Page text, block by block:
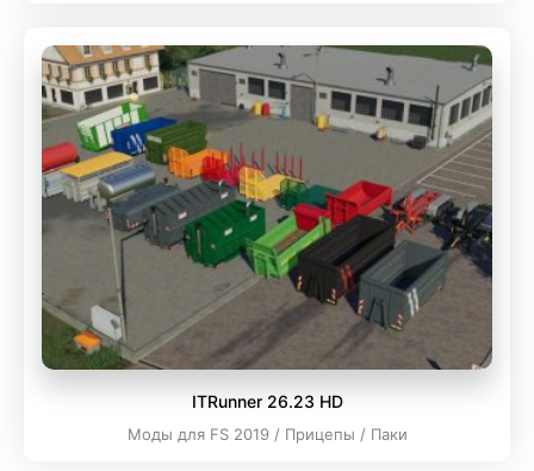
ITRunner 26.23 HD
Моды для FS 2019 / Прицепы / Паки